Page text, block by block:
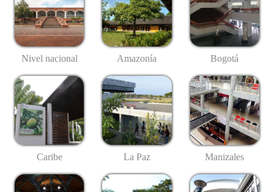
Nivel nacional Amazonía Bogotá
Caribe La Paz Manizales